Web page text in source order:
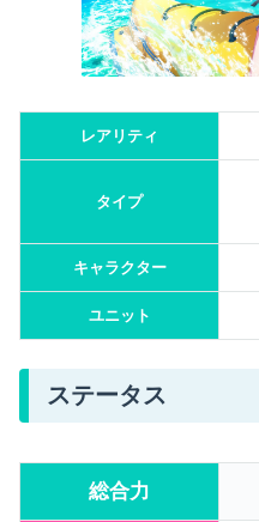
レアリティ
タイプ
キャラクター
ユニット
ステータス
総合力